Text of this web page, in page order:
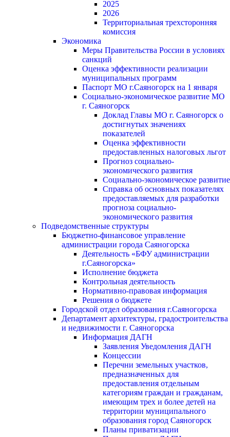
2025
2026
Территориальная трехсторонняя
комиссия
Экономика
Меры Правительства России в условиях
санкций
Оценка эффективности реализации
муниципальных программ
Паспорт МО г.Саяногорск на 1 января
Социально-экономическое развитие МО
г. Саяногорск
Доклад Главы МО г. Саяногорск о
достигнутых значениях
показателей
Оценка эффективности
предоставленных налоговых льгот
Прогноз социально-
экономического развития
Социально-экономическое развитие
Справка об основных показателях
предоставляемых для разработки
прогноза социально-
экономического развития
Подведомственные структуры
Бюджетно-финансовое управление
администрации города Саяногорска
Деятельность «БФУ администрации
г.Саяногорска»
Исполнение бюджета
Контрольная деятельность
Нормативно-правовая информация
Решения о бюджете
Городской отдел образования г.Саяногорска
Департамент архитектуры, градостроительства
и недвижимости г. Саяногорска
Информация ДАГН
Заявления Уведомления ДАГН
Концессии
Перечни земельных участков,
предназначенных для
предоставления отдельным
категориям граждан и гражданам,
имеющим трех и более детей на
территории муниципального
образования город Саяногорск
Планы приватизации